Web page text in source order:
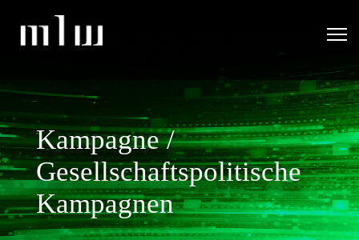
Kampagne /
Gesellschafts­politische
Kampagnen